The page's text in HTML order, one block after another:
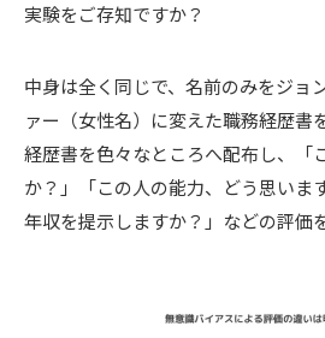
実験をご存知ですか？
中身は全く同じで、名前のみをジョ
ァー（女性名）に変えた職務経歴書
経歴書を色々なところへ配布し、「
か？」「この人の能力、どう思いま
年収を提示しますか？」などの評価